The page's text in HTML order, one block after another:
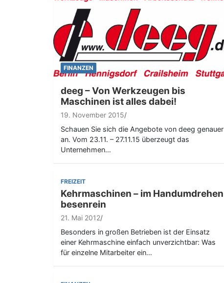
FINANZEN
deeg – Von Werkzeugen bis
Maschinen ist alles dabei!
19. November 2015
Schauen Sie sich die Angebote von deeg genauer
an. Vom 23.11. – 27.11.15 überzeugt das
Unternehmen…
FREIZEIT
Kehrmaschinen – im Handumdrehen
besenrein
21. Mai 2012
Besonders in großen Betrieben ist der Einsatz
einer Kehrmaschine einfach unverzichtbar: Was
für einzelne Mitarbeiter ein…